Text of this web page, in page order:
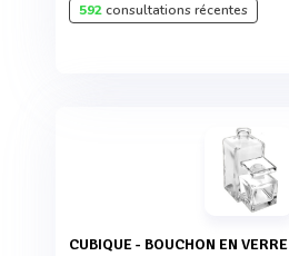
592consultations récentes
CUBIQUE - BOUCHON EN VERRE